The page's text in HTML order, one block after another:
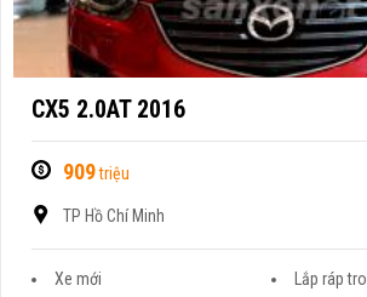
CX5 2.0AT 2016
909triệu
TP Hồ Chí Minh
Xe mới
Lắp ráp